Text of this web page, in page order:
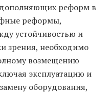
реформ в
реформы,
устойчивостью и
зрения, необходимо
возмещению
эксплуатацию и
оборудования,